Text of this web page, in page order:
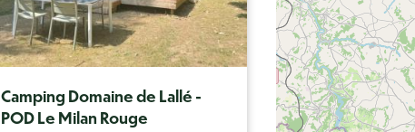
Camping Domaine de Lallé -
POD Le Milan Rouge